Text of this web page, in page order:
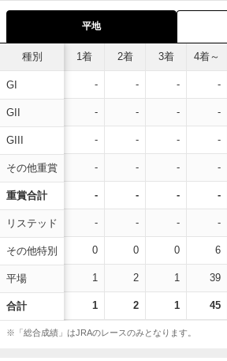
平地
種別
GI
GII
GIII
その他重賞
重賞合計
リステッド
その他特別
平場
合計
1着 2着 3着 4着～
- - - -
- - - -
- - - -
- - - -
- - - -
- - - -
0 0 0 6
1 2 1 39
1 2 1 45
※「総合成績」はJRAのレースのみとなります。